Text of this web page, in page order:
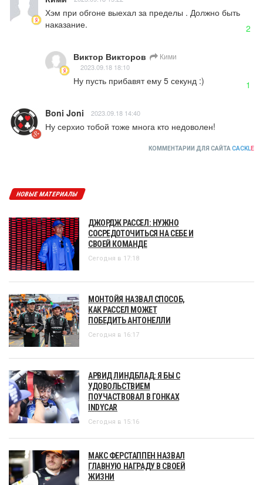
Хэм при обгоне выехал за пределы . Должно быть
наказание.
2
Виктор Викторов Кими
2023.09.18 18:10
Ну пусть прибавят ему 5 секунд :) 1
Boni Joni 2023.09.18 14:40
Ну серхио тобой тоже многа кто недоволен!
КОММЕНТАРИИ ДЛЯ САЙТА CACKLE
НОВЫЕ МАТЕРИАЛЫ
ДЖОРДЖ РАССЕЛ: НУЖНО
СОСРЕДОТОЧИТЬСЯ НА СЕБЕ И
СВОЕЙ КОМАНДЕ
Сегодня в 17:18
МОНТОЙЯ НАЗВАЛ СПОСОБ,
КАК РАССЕЛ МОЖЕТ
ПОБЕДИТЬ АНТОНЕЛЛИ
Сегодня в 16:17
АРВИД ЛИНДБЛАД: Я БЫ С
УДОВОЛЬСТВИЕМ
ПОУЧАСТВОВАЛ В ГОНКАХ
INDYCAR
Сегодня в 15:16
МАКС ФЕРСТАППЕН НАЗВАЛ
ГЛАВНУЮ НАГРАДУ В СВОЕЙ
ЖИЗНИ